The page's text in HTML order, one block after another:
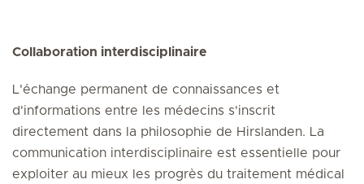
Collaboration interdisciplinaire
L'échange permanent de connaissances et
d'informations entre les médecins s'inscrit
directement dans la philosophie de Hirslanden. La
communication interdisciplinaire est essentielle pour
exploiter au mieux les progrès du traitement médical